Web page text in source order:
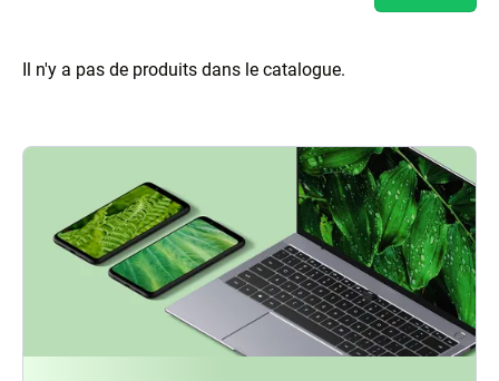
Il n'y a pas de produits dans le catalogue.